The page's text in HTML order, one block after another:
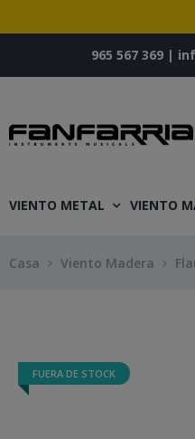
965 567 369 |
VIENTO METAL VIENTO
Casa Viento Madera
FUERA DE STOCK